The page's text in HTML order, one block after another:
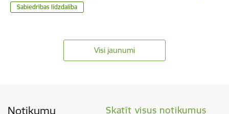
Sabiedrības līdzdalība
Visi jaunumi
Notikumu
Skatīt visus notikumus